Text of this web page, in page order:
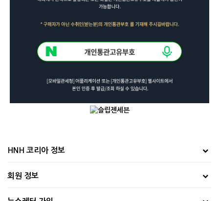
HNH 코리아 정보
회원 정보